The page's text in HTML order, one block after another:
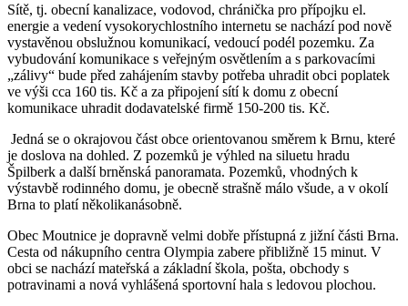
Sítě, tj. obecní kanalizace, vodovod, chránička pro přípojku el.
energie a vedení vysokorychlostního internetu se nachází pod nově
vystavěnou obslužnou komunikací, vedoucí podél pozemku. Za
vybudování komunikace s veřejným osvětlením a s parkovacími
„zálivy“ bude před zahájením stavby potřeba uhradit obci poplatek
ve výši cca 160 tis. Kč a za připojení sítí k domu z obecní
komunikace uhradit dodavatelské firmě 150-200 tis. Kč.
Jedná se o okrajovou část obce orientovanou směrem k Brnu, které
je doslova na dohled. Z pozemků je výhled na siluetu hradu
Špilberk a další brněnská panoramata. Pozemků, vhodných k
výstavbě rodinného domu, je obecně strašně málo všude, a v okolí
Brna to platí několikanásobně.
Obec Moutnice je dopravně velmi dobře přístupná z jižní části Brna.
Cesta od nákupního centra Olympia zabere přibližně 15 minut. V
obci se nachází mateřská a základní škola, pošta, obchody s
potravinami a nová vyhlášená sportovní hala s ledovou plochou.